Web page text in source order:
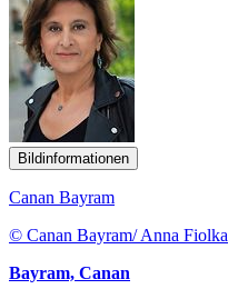
Bildinformationen
Canan Bayram
© Canan Bayram/ Anna Fiolka
Bayram, Canan